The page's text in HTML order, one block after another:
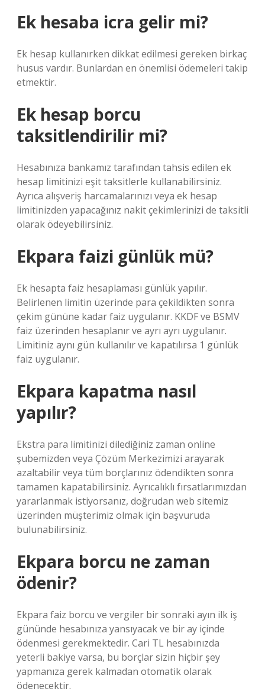
Ek hesaba icra gelir mi?
Ek hesap kullanırken dikkat edilmesi gereken birkaç
husus vardır. Bunlardan en önemlisi ödemeleri takip
etmektir.
Ek hesap borcu
taksitlendirilir mi?
Hesabınıza bankamız tarafından tahsis edilen ek
hesap limitinizi eşit taksitlerle kullanabilirsiniz.
Ayrıca alışveriş harcamalarınızı veya ek hesap
limitinizden yapacağınız nakit çekimlerinizi de taksitli
olarak ödeyebilirsiniz.
Ekpara faizi günlük mü?
Ek hesapta faiz hesaplaması günlük yapılır.
Belirlenen limitin üzerinde para çekildikten sonra
çekim gününe kadar faiz uygulanır. KKDF ve BSMV
faiz üzerinden hesaplanır ve ayrı ayrı uygulanır.
Limitiniz aynı gün kullanılır ve kapatılırsa 1 günlük
faiz uygulanır.
Ekpara kapatma nasıl
yapılır?
Ekstra para limitinizi dilediğiniz zaman online
şubemizden veya Çözüm Merkezimizi arayarak
azaltabilir veya tüm borçlarınız ödendikten sonra
tamamen kapatabilirsiniz. Ayrıcalıklı fırsatlarımızdan
yararlanmak istiyorsanız, doğrudan web sitemiz
üzerinden müşterimiz olmak için başvuruda
bulunabilirsiniz.
Ekpara borcu ne zaman
ödenir?
Ekpara faiz borcu ve vergiler bir sonraki ayın ilk iş
gününde hesabınıza yansıyacak ve bir ay içinde
ödenmesi gerekmektedir. Cari TL hesabınızda
yeterli bakiye varsa, bu borçlar sizin hiçbir şey
yapmanıza gerek kalmadan otomatik olarak
ödenecektir.